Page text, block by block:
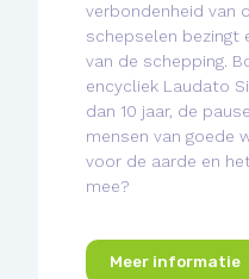
verbondenheid van
schepselen bezingt
van de schepping.
encycliek Laudato
dan 10 jaar, de
mensen van goede
voor de aarde en
mee?
Meer informatie